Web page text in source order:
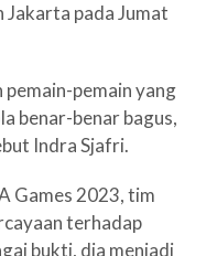
pada Jumat
pemain yang
benar-benar bagus,
Indra Sjafri.
Games 2023, tim
terhadap
bukti, dia menjadi